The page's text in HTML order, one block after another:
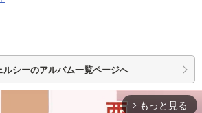
ルシーのアルバム一覧ページへ
arrow_forward_ios もっと見る